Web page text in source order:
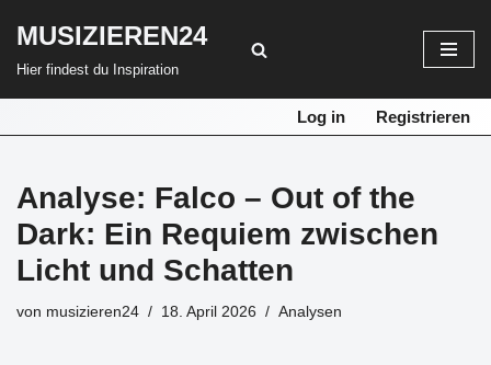
MUSIZIEREN24
Hier findest du Inspiration
Log in Registrieren
Analyse: Falco – Out of the
Dark: Ein Requiem zwischen
Licht und Schatten
von musizieren24 18. April 2026 Analysen